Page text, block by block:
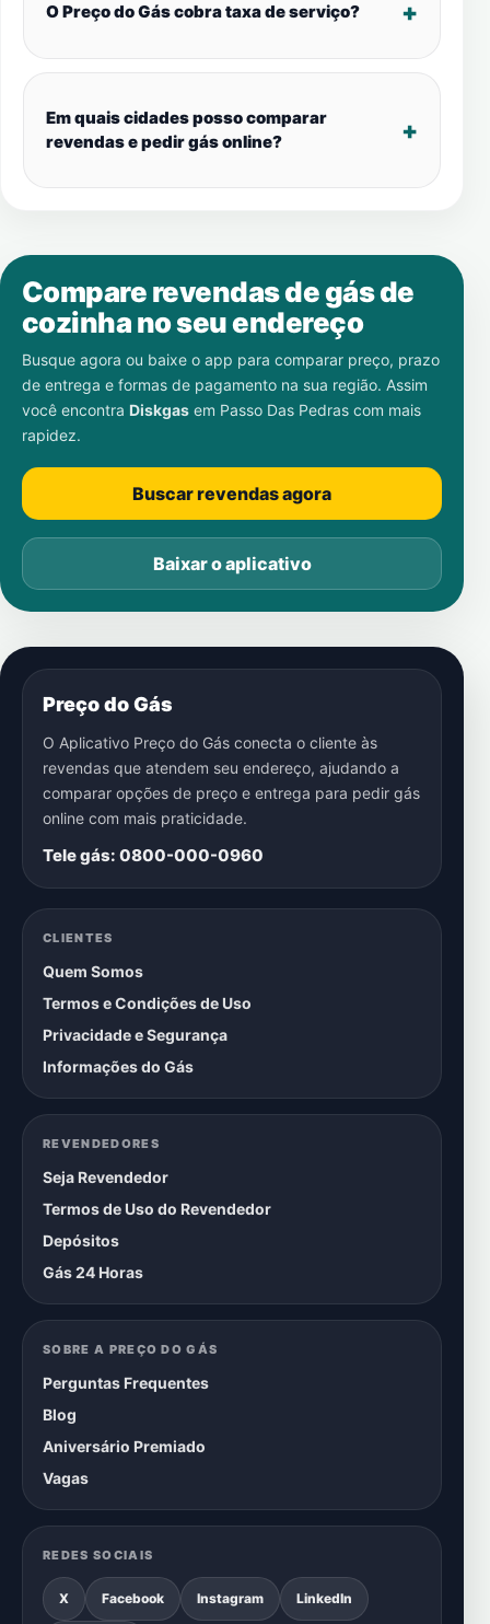
O Preço do Gás cobra taxa de serviço?
Em quais cidades posso comparar
revendas e pedir gás online?
Compare revendas de gás de
cozinha no seu endereço
Busque agora ou baixe o app para comparar preço, prazo
de entrega e formas de pagamento na sua região. Assim
você encontra Diskgas em Passo Das Pedras com mais
rapidez.
Buscar revendas agora
Baixar o aplicativo
Preço do Gás
O Aplicativo Preço do Gás conecta o cliente às
revendas que atendem seu endereço, ajudando a
comparar opções de preço e entrega para pedir gás
online com mais praticidade.
Tele gás: 0800-000-0960
CLIENTES
Quem Somos
Termos e Condições de Uso
Privacidade e Segurança
Informações do Gás
REVENDEDORES
Seja Revendedor
Termos de Uso do Revendedor
Depósitos
Gás 24 Horas
SOBRE A PREÇO DO GÁS
Perguntas Frequentes
Blog
Aniversário Premiado
Vagas
REDES SOCIAIS
X Facebook Instagram LinkedIn